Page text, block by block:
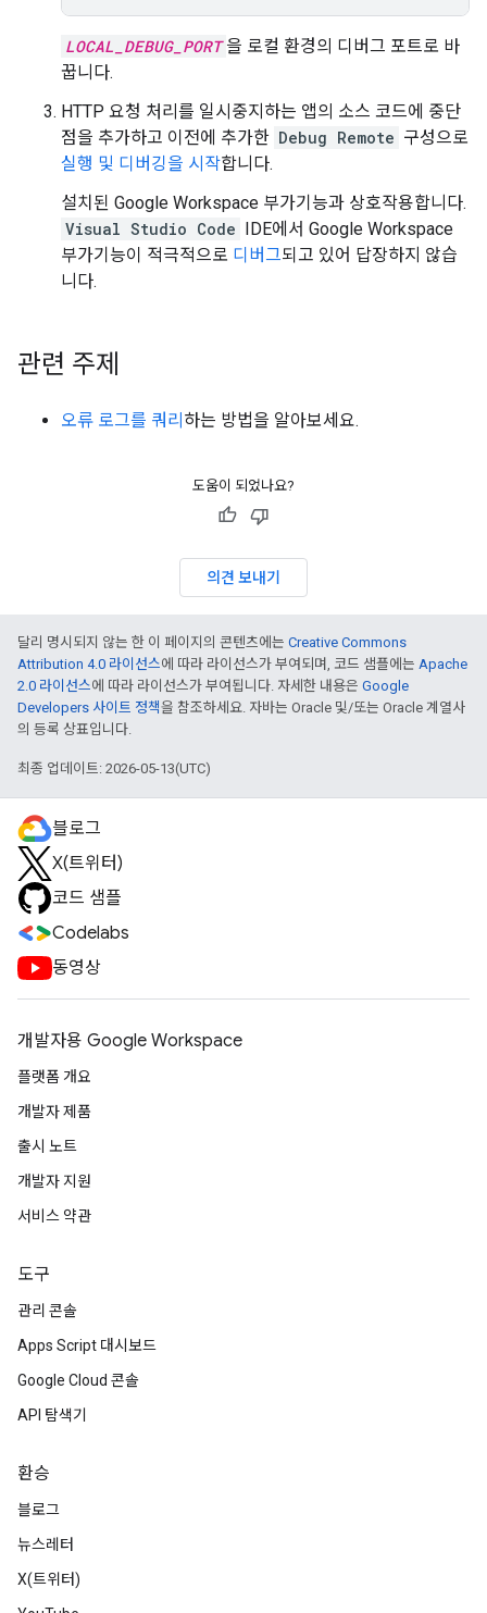
LOCAL_DEBUG_PORT 을 로컬 환경의 디버그 포트로 바
꿉니다.
HTTP 요청 처리를 일시중지하는 앱의 소스 코드에 중단
점을 추가하고 이전에 추가한 Debug Remote 구성으로
실행 및 디버깅을 시작합니다.
설치된 Google Workspace 부가기능과 상호작용합니다.
Visual Studio Code IDE에서 Google Workspace
부가기능이 적극적으로 디버그되고 있어 답장하지 않습
니다.
관련 주제
오류 로그를 쿼리 하는 방법을 알아보세요.
도움이 되었나요?
의견 보내기
달리 명시되지 않는 한 이 페이지의 콘텐츠에는 Creative Commons
Attribution 4.0 라이선스에 따라 라이선스가 부여되며, 코드 샘플에는 Apache
2.0 라이선스에 따라 라이선스가 부여됩니다. 자세한 내용은 Google
Developers 사이트 정책을 참조하세요. 자바는 Oracle 및/또는 Oracle 계열사
의 등록 상표입니다.
최종 업데이트: 2026-05-13(UTC)
블로그
X(트위터)
코드 샘플
Codelabs
동영상
개발자용 Google Workspace
플랫폼 개요
개발자 제품
출시 노트
개발자 지원
서비스 약관
도구
관리 콘솔
Apps Script 대시보드
Google Cloud 콘솔
API 탐색기
환승
블로그
뉴스레터
X(트위터)